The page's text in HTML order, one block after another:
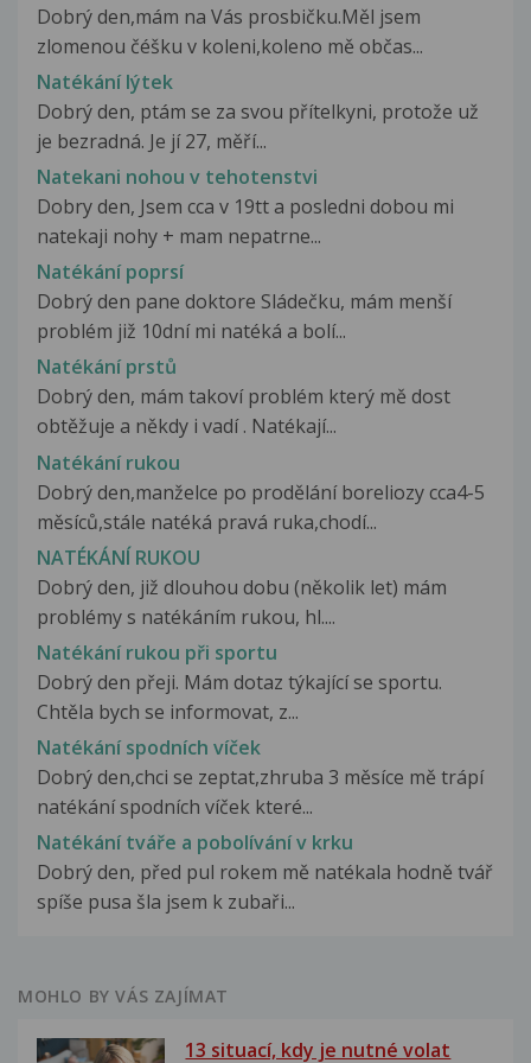
Dobrý den,mám na Vás prosbičku.Měl jsem
zlomenou čéšku v koleni,koleno mě občas...
Natékání lýtek
Dobrý den, ptám se za svou přítelkyni, protože už
je bezradná. Je jí 27, měří...
Natekani nohou v tehotenstvi
Dobry den, Jsem cca v 19tt a posledni dobou mi
natekaji nohy + mam nepatrne...
Natékání poprsí
Dobrý den pane doktore Sládečku, mám menší
problém již 10dní mi natéká a bolí...
Natékání prstů
Dobrý den, mám takoví problém který mě dost
obtěžuje a někdy i vadí . Natékají...
Natékání rukou
Dobrý den,manželce po prodělání boreliozy cca4-5
měsíců,stále natéká pravá ruka,chodí...
NATÉKÁNÍ RUKOU
Dobrý den, již dlouhou dobu (několik let) mám
problémy s natékáním rukou, hl....
Natékání rukou při sportu
Dobrý den přeji. Mám dotaz týkající se sportu.
Chtěla bych se informovat, z...
Natékání spodních víček
Dobrý den,chci se zeptat,zhruba 3 měsíce mě trápí
natékání spodních víček které...
Natékání tváře a pobolívání v krku
Dobrý den, před pul rokem mě natékala hodně tvář
spíše pusa šla jsem k zubaři...
MOHLO BY VÁS ZAJÍMAT
13 situací, kdy je nutné volat